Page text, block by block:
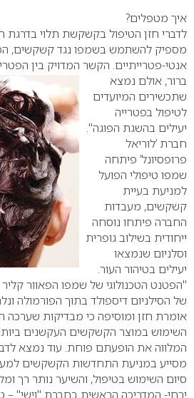
איך מטפלים?
לדברי חזן הטיפול בקשקשת תלוי
מספיק להשתמש בשמפו נגד קשקשים,
אנטי-פטרייתיים. הקשר המדויק בין
ברור, אולם נמצא
שתכשירים המיועדים
לטיפול בפטרייה
יעילים בהשגת הפוגה".
חברת ’לוריאל
פרופסיונל’ פיתחה
שמפו טיפולי הפועל
למניעת בעיית
קשקשים, מעבדות
החברה פיתחו נוסחה
ייחודית בשילוב גופרית
וסלניום שנמצאו
יעילים בטיהור העור.
"הפטנט הטכנולוגי של שמפו הפאוור
של הסילניום דיספולד בתוך הפורמולה
אומרת חזן ומוסיפה כי מבדיקות שערכה
השימוש במוצר הקשקשים העקשנים
המלווה את הופעתם פוחת. עוד נמצא
סיום השימוש בטיפול, והשיער נותר רך
ירחי- המדריכה הראשית בחברת "וישי" –